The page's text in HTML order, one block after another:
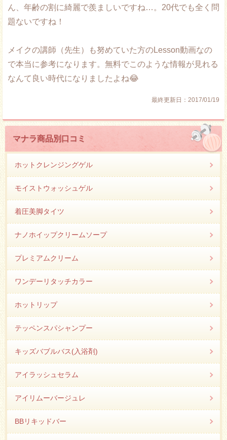
ん、年齢の割に綺麗で羨ましいですね…。20代でも全く問
題ないですね！
メイクの講師（先生）も努めていた方のLesson動画なの
で本当に参考になります。無料でこのような情報が見れる
なんて良い時代になりましたよね😂
最終更新日：2017/01/19
マナラ商品別口コミ
ホットクレンジングゲル
モイストウォッシュゲル
着圧美脚タイツ
ナノホイップクリームソープ
プレミアムクリーム
ワンデーリタッチカラー
ホットリップ
テッペンスパシャンプー
キッズバブルバス(入浴剤)
アイラッシュセラム
アイリムーバージュレ
BBリキッドバー